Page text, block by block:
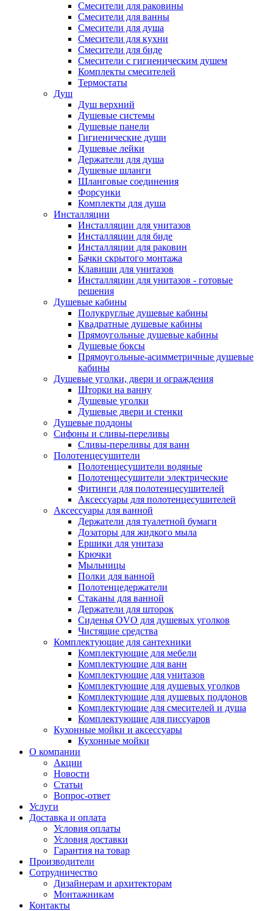
Смесители для раковины
Смесители для ванны
Смесители для душа
Смесители для кухни
Смесители для биде
Смесители с гигиеническим душем
Комплекты смесителей
Термостаты
Душ
Душ верхний
Душевые системы
Душевые панели
Гигиенические души
Душевые лейки
Держатели для душа
Душевые шланги
Шланговые соединения
Форсунки
Комплекты для душа
Инсталляции
Инсталляции для унитазов
Инсталляции для биде
Инсталляции для раковин
Бачки скрытого монтажа
Клавиши для унитазов
Инсталляции для унитазов - готовые
решения
Душевые кабины
Полукруглые душевые кабины
Квадратные душевые кабины
Прямоугольные душевые кабины
Душевые боксы
Прямоугольные-асимметричные душевые
кабины
Душевые уголки, двери и ограждения
Шторки на ванну
Душевые уголки
Душевые двери и стенки
Душевые поддоны
Сифоны и сливы-переливы
Сливы-переливы для ванн
Полотенцесушители
Полотенцесушители водяные
Полотенцесушители электрические
Фитинги для полотенцесушителей
Аксессуары для полотенцесушителей
Аксессуары для ванной
Держатели для туалетной бумаги
Дозаторы для жидкого мыла
Ершики для унитаза
Крючки
Мыльницы
Полки для ванной
Полотенцедержатели
Стаканы для ванной
Держатели для шторок
Сиденья OVO для душевых уголков
Чистящие средства
Комплектующие для сантехники
Комплектующие для мебели
Комплектующие для ванн
Комплектующие для унитазов
Комплектующие для душевых уголков
Комплектующие для душевых поддонов
Комплектующие для смесителей и душа
Комплектующие для писсуаров
Кухонные мойки и аксессуары
Кухонные мойки
О компании
Акции
Новости
Статьи
Вопрос-ответ
Услуги
Доставка и оплата
Условия оплаты
Условия доставки
Гарантия на товар
Производители
Сотрудничество
Дизайнерам и архитекторам
Монтажникам
Контакты